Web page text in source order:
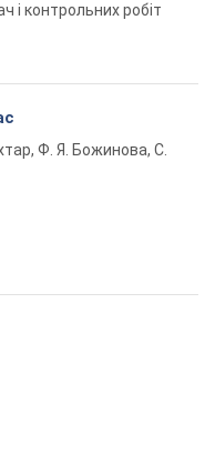
і контрольних робіт
Ф. Я. Божинова, С.